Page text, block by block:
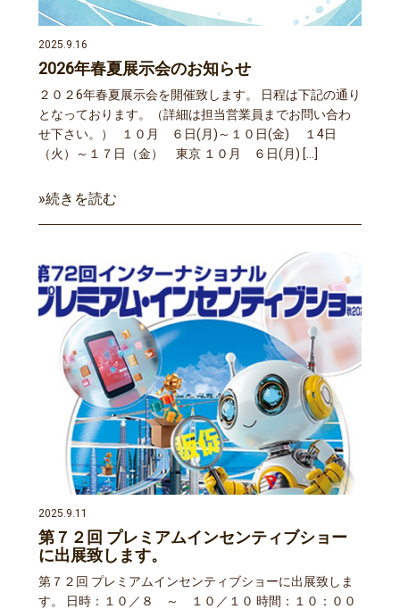
2025.9.16
2026年春夏展示会のお知らせ
２０２6年春夏展示会を開催致します。 日程は下記の通り
となっております。（詳細は担当営業員までお問い合わ
せ下さい。） １０月 ６日(月)～１０日(金) １4日
（火）～１７日（金） 東京 １０月 ６日(月) […]
»続きを読む
2025.9.11
第７２回 プレミアムインセンティブショー
に出展致します。
第７２回 プレミアムインセンティブショーに出展致しま
す。 日時：１０／８ ～ １０／１０ 時間：１０：００